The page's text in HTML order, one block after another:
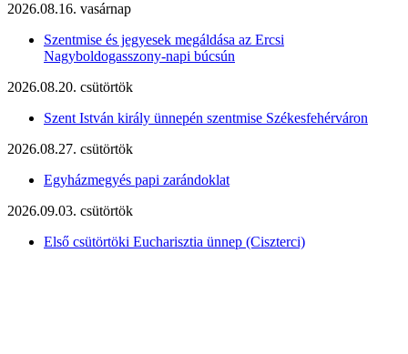
2026.08.16. vasárnap
Szentmise és jegyesek megáldása az Ercsi
Nagyboldogasszony-napi búcsún
2026.08.20. csütörtök
Szent István király ünnepén szentmise Székesfehérváron
2026.08.27. csütörtök
Egyházmegyés papi zarándoklat
2026.09.03. csütörtök
Első csütörtöki Eucharisztia ünnep (Ciszterci)